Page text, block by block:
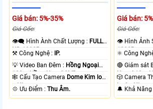
Giá bán: 5%-35%
Giá Gốc:
👁️‍🗨 Hình Ành Chất Lượng : FULL
HD 1080P .
⚒ Công Nghệ :
IP.
💡 Video Ban Đêm : Hồng Ngoại
100m Hồng Ngoại SMD.
🕸️ Cấu Tạo Camera Dome Kim loại
+ Nhựa.
️💠 Ưu Điểm :Thu Âm.
Giá bán:
Giá Gốc:
👁 Hình
1080P .
Ngoại 10m
🎲 Camera
loại + Nhựa.